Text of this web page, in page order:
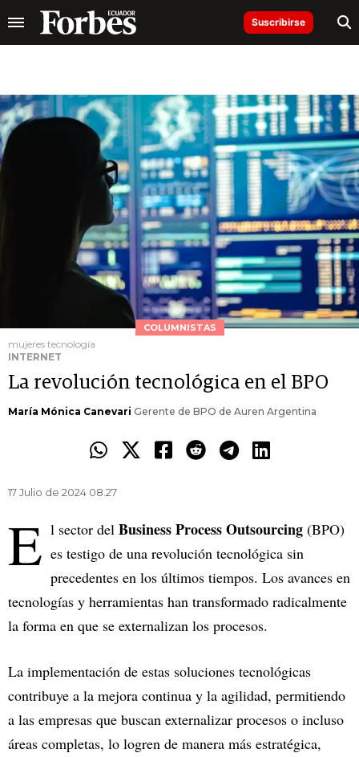
Suscribirse
COLUMNISTAS
mujeres tecnología
INTERNET
La revolución tecnológica en el BPO
María Mónica Canevari Gerente de BPO de Auren Argentina
17 Julio de 2024 08.27
E l sector del Business Process Outsourcing (BPO)
es testigo de una revolución tecnológica sin
precedentes en los últimos tiempos. Los avances en
tecnologías y herramientas han transformado radicalmente
la forma en que se externalizan los procesos.
La implementación de estas soluciones tecnológicas
contribuye a la mejora continua y la agilidad, permitiendo
a las empresas que buscan externalizar procesos o incluso
áreas completas, lo logren de manera más estratégica,